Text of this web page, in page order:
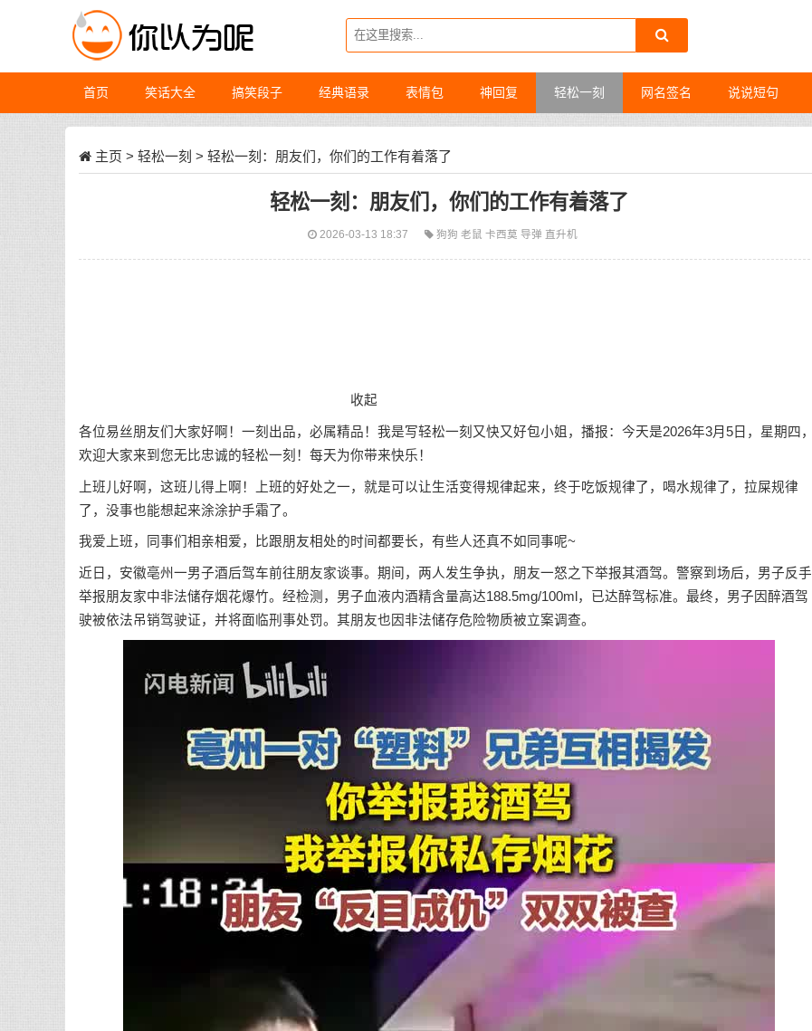
首页 笑话大全 搞笑段子 经典语录 表情包 神回复 轻松一刻 网名签名 说说短句
主页 > 轻松一刻 > 轻松一刻：朋友们，你们的工作有着落了
轻松一刻：朋友们，你们的工作有着落了
2026-03-13 18:37 狗狗 老鼠 卡西莫 导弹 直升机
收起
各位易丝朋友们大家好啊！一刻出品，必属精品！我是写轻松一刻又快又好包小姐，播报：今天是2026年3月5日，星期四，
欢迎大家来到您无比忠诚的轻松一刻！每天为你带来快乐！
上班儿好啊，这班儿得上啊！上班的好处之一，就是可以让生活变得规律起来，终于吃饭规律了，喝水规律了，拉屎规律
了，没事也能想起来涂涂护手霜了。
我爱上班，同事们相亲相爱，比跟朋友相处的时间都要长，有些人还真不如同事呢~
近日，安徽亳州一男子酒后驾车前往朋友家谈事。期间，两人发生争执，朋友一怒之下举报其酒驾。警察到场后，男子反手
举报朋友家中非法储存烟花爆竹。经检测，男子血液内酒精含量高达188.5mg/100ml，已达醉驾标准。最终，男子因醉酒驾
驶被依法吊销驾驶证，并将面临刑事处罚。其朋友也因非法储存危险物质被立案调查。